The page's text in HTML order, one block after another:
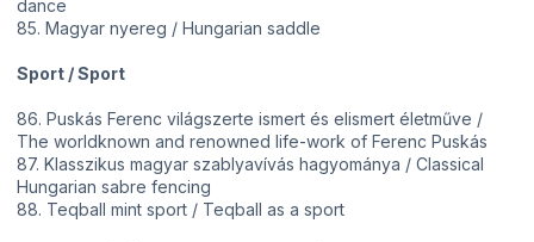
dance
85. Magyar nyereg / Hungarian saddle
Sport / Sport
86. Puskás Ferenc világszerte ismert és elismert életműve /
The worldknown and renowned life-work of Ferenc Puskás
87. Klasszikus magyar szablyavívás hagyománya / Classical
Hungarian sabre fencing
88. Teqball mint sport / Teqball as a sport